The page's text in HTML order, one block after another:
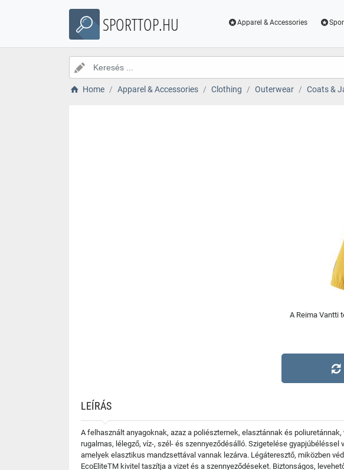
SPORTTOP.HU Apparel & Accessories
Home Apparel & Accessories Clothing Outerwear Coats &
A Reima Vantti
LEÍRÁS
A felhasznált anyagoknak, azaz a poliészternek, elasztánnak és
rugalmas, lélegző, víz-, szél- és szennyeződésálló. Szigetelése
amelyek elasztikus mandzsettával vannak lezárva. Légáteresztő, miközben
EcoEliteTM kivitel taszítja a vizet és a szennyeződéseket. Biztonságos,